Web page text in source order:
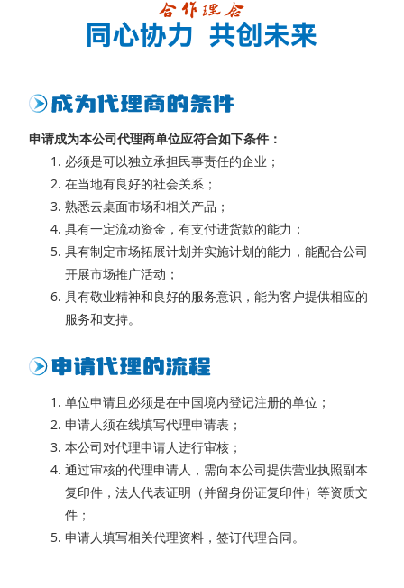
申请成为本公司代理商单位应符合如下条件：
必须是可以独立承担民事责任的企业；
在当地有良好的社会关系；
熟悉云桌面市场和相关产品；
具有一定流动资金，有支付进货款的能力；
具有制定市场拓展计划并实施计划的能力，能配合公司
开展市场推广活动；
具有敬业精神和良好的服务意识，能为客户提供相应的
服务和支持。
单位申请且必须是在中国境内登记注册的单位；
申请人须在线填写代理申请表；
本公司对代理申请人进行审核；
通过审核的代理申请人，需向本公司提供营业执照副本
复印件，法人代表证明（并留身份证复印件）等资质文
件；
申请人填写相关代理资料，签订代理合同。